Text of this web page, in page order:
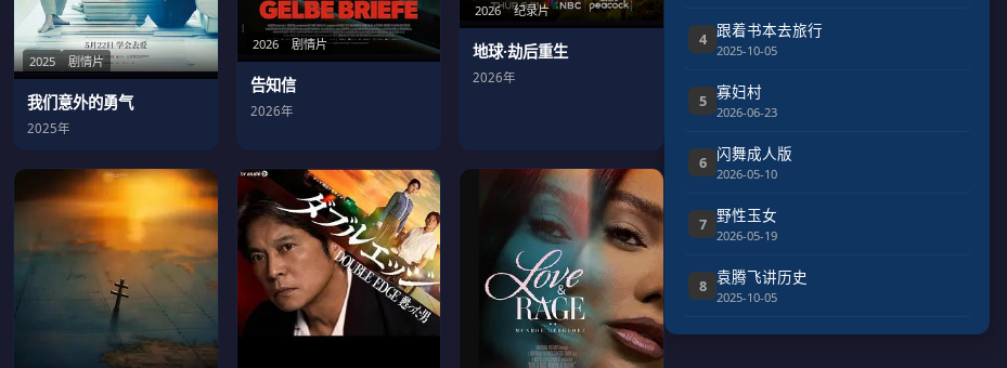
2025 剧情片
我们意外的勇气
2025年
2026 剧情片
告知信
2026年
2026 纪录片
地球·劫后重生
2026年
4 跟着书本去旅行
2025-10-05
5 寡妇村
2026-06-23
6 闪舞成人版
2026-05-10
7 野性玉女
2026-05-19
8 袁腾飞讲历史
2025-10-05